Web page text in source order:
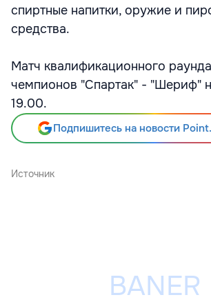
спиртные напитки, оружие и
средства.
Матч квалификационного
чемпионов "Спартак" - "Шериф"
19.00.
Подпишитесь на новости
Источник